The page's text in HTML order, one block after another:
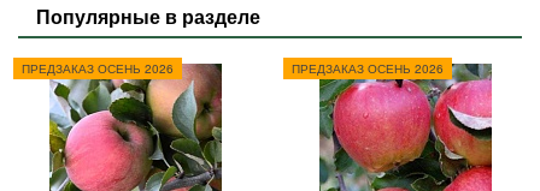
Популярные в разделе
ПРЕДЗАКАЗ ОСЕНЬ 2026 ПРЕДЗАКАЗ ОСЕНЬ 2026